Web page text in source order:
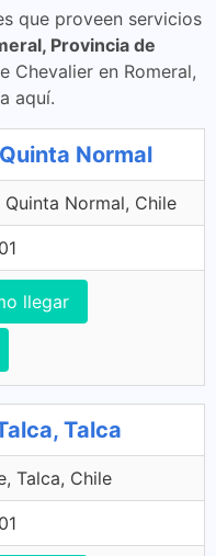
que proveen servicios
Provincia de
Chevalier en Romeral,
aquí.
Normal
Normal, Chile
llegar
Talca
Talca, Chile